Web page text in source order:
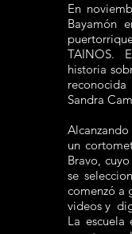
En
Bayamón
TAINOS.
historia
Sandra
un
Bravo,
se
comenzó a
videos y
La escuela